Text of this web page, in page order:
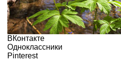
ВКонтакте
Одноклассники
Pinterest